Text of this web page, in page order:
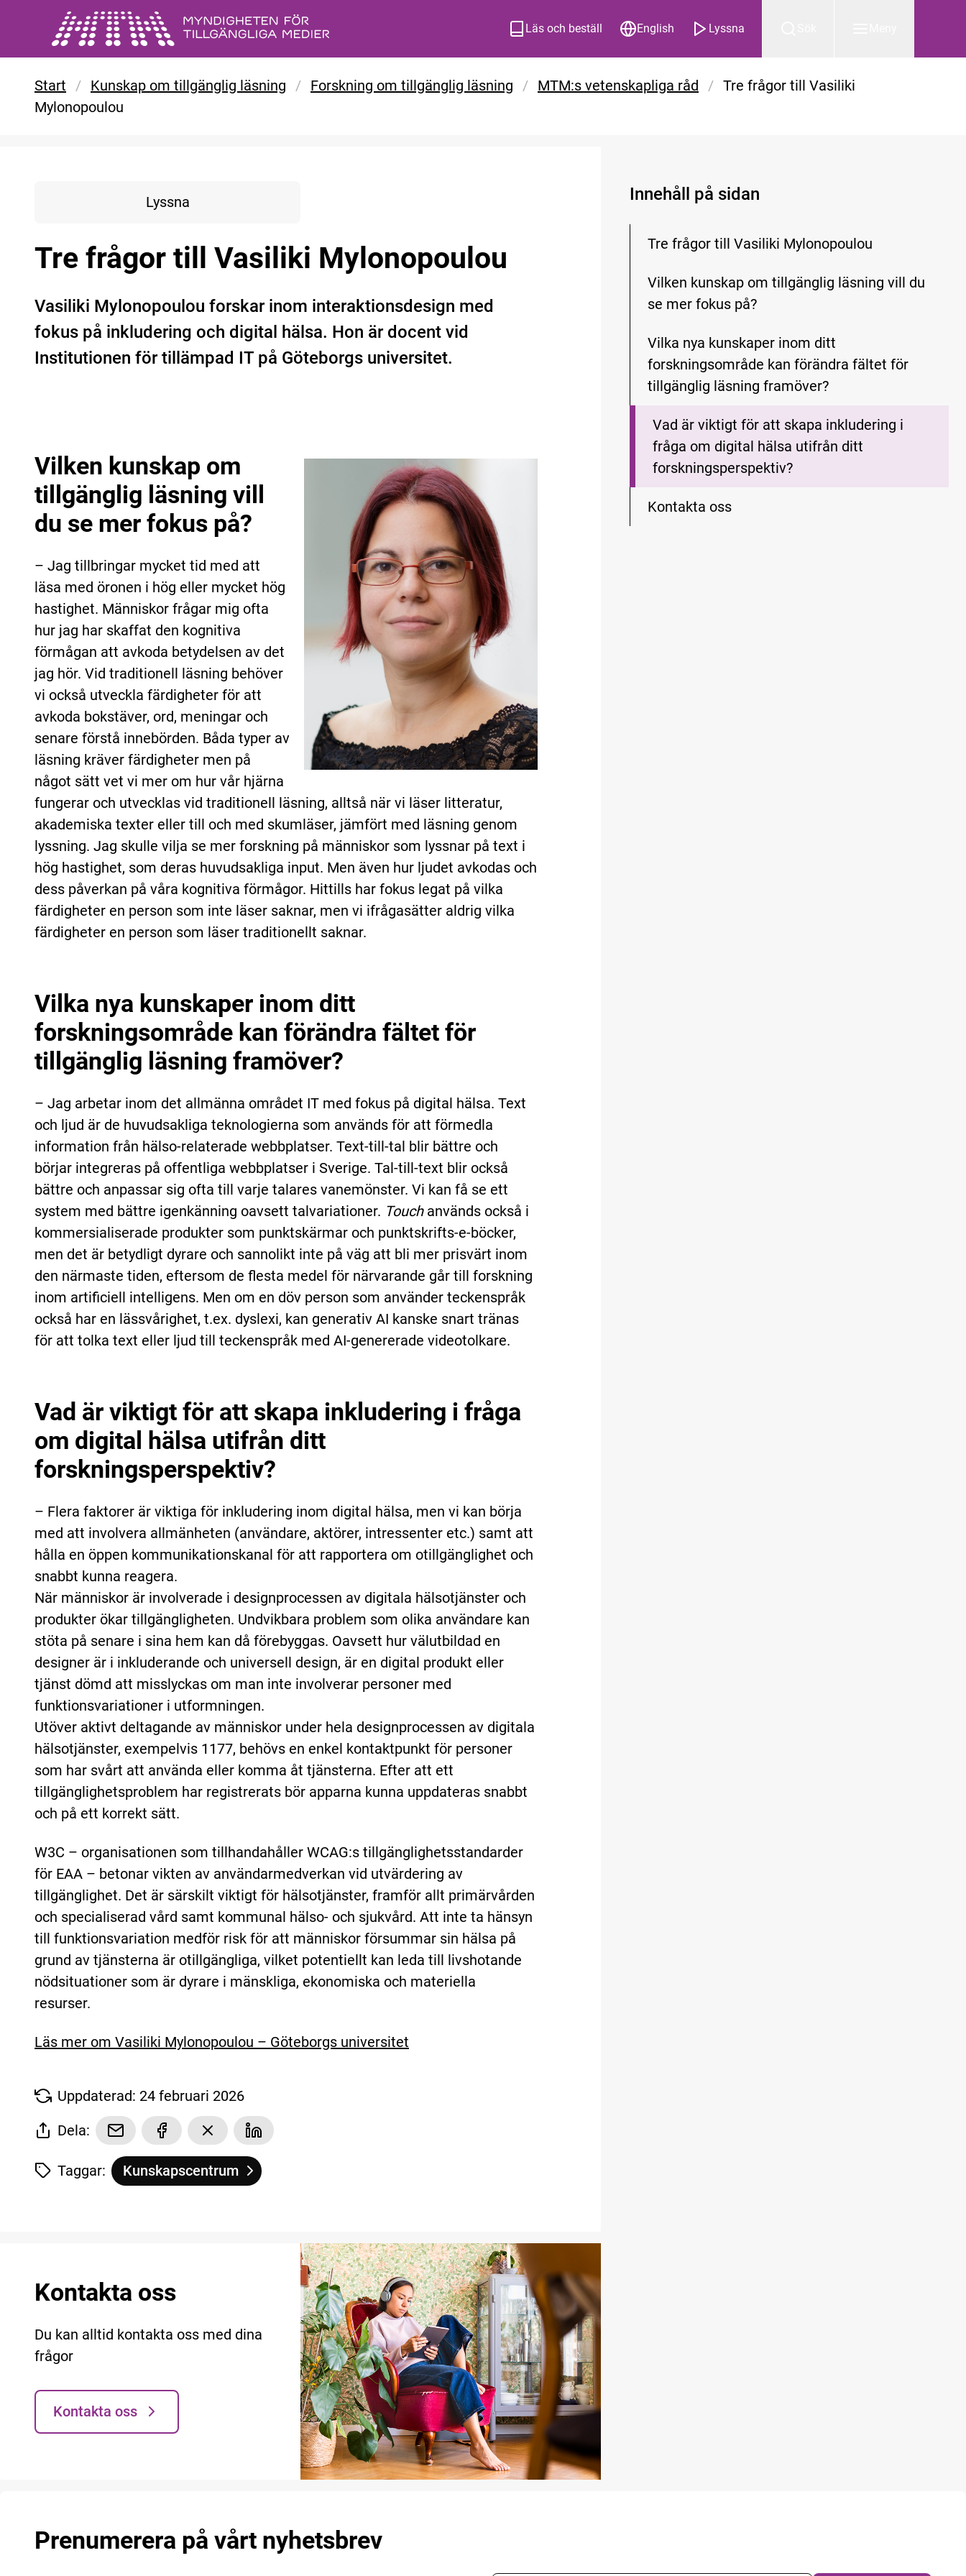
Gå till huvudinnehåll
Läs och beställ English Lyssna
Start / Kunskap om tillgänglig läsning / Forskning om tillgänglig läsning / MTM:s vetenskapliga råd / Tre frågor till Vasiliki
Mylonopoulou
Lyssna
Tre frågor till Vasiliki Mylonopoulou
Vasiliki Mylonopoulou forskar inom interaktionsdesign med
fokus på inkludering och digital hälsa. Hon är docent vid
Institutionen för tillämpad IT på Göteborgs universitet.
Vilken kunskap om
tillgänglig läsning vill
du se mer fokus på?
– Jag tillbringar mycket tid med att
läsa med öronen i hög eller mycket hög
hastighet. Människor frågar mig ofta
hur jag har skaffat den kognitiva
förmågan att avkoda betydelsen av det
jag hör. Vid traditionell läsning behöver
vi också utveckla färdigheter för att
avkoda bokstäver, ord, meningar och
senare förstå innebörden. Båda typer av
läsning kräver färdigheter men på
något sätt vet vi mer om hur vår hjärna
fungerar och utvecklas vid traditionell läsning, alltså när vi läser litteratur,
akademiska texter eller till och med skumläser, jämfört med läsning genom
lyssning. Jag skulle vilja se mer forskning på människor som lyssnar på text i
hög hastighet, som deras huvudsakliga input. Men även hur ljudet avkodas och
dess påverkan på våra kognitiva förmågor. Hittills har fokus legat på vilka
färdigheter en person som inte läser saknar, men vi ifrågasätter aldrig vilka
färdigheter en person som läser traditionellt saknar.
Vilka nya kunskaper inom ditt
forskningsområde kan förändra fältet för
tillgänglig läsning framöver?
– Jag arbetar inom det allmänna området IT med fokus på digital hälsa. Text
och ljud är de huvudsakliga teknologierna som används för att förmedla
information från hälso-relaterade webbplatser. Text-till-tal blir bättre och
börjar integreras på offentliga webbplatser i Sverige. Tal-till-text blir också
bättre och anpassar sig ofta till varje talares vanemönster. Vi kan få se ett
system med bättre igenkänning oavsett talvariationer. Touchanvänds också i
kommersialiserade produkter som punktskärmar och punktskrifts-e-böcker,
men det är betydligt dyrare och sannolikt inte på väg att bli mer prisvärt inom
den närmaste tiden, eftersom de flesta medel för närvarande går till forskning
inom artificiell intelligens. Men om en döv person som använder teckenspråk
också har en lässvårighet, t.ex. dyslexi, kan generativ AI kanske snart tränas
för att tolka text eller ljud till teckenspråk med AI-genererade videotolkare.
Vad är viktigt för att skapa inkludering i fråga
om digital hälsa utifrån ditt
forskningsperspektiv?
– Flera faktorer är viktiga för inkludering inom digital hälsa, men vi kan börja
med att involvera allmänheten (användare, aktörer, intressenter etc.) samt att
hålla en öppen kommunikationskanal för att rapportera om otillgänglighet och
snabbt kunna reagera.
När människor är involverade i designprocessen av digitala hälsotjänster och
produkter ökar tillgängligheten. Undvikbara problem som olika användare kan
stöta på senare i sina hem kan då förebyggas. Oavsett hur välutbildad en
designer är i inkluderande och universell design, är en digital produkt eller
tjänst dömd att misslyckas om man inte involverar personer med
funktionsvariationer i utformningen.
Utöver aktivt deltagande av människor under hela designprocessen av digitala
hälsotjänster, exempelvis 1177, behövs en enkel kontaktpunkt för personer
som har svårt att använda eller komma åt tjänsterna. Efter att ett
tillgänglighetsproblem har registrerats bör apparna kunna uppdateras snabbt
och på ett korrekt sätt.
W3C – organisationen som tillhandahåller WCAG:s tillgänglighetsstandarder
för EAA – betonar vikten av användarmedverkan vid utvärdering av
tillgänglighet. Det är särskilt viktigt för hälsotjänster, framför allt primärvården
och specialiserad vård samt kommunal hälso- och sjukvård. Att inte ta hänsyn
till funktionsvariation medför risk för att människor försummar sin hälsa på
grund av tjänsterna är otillgängliga, vilket potentiellt kan leda till livshotande
nödsituationer som är dyrare i mänskliga, ekonomiska och materiella
resurser.
Läs mer om Vasiliki Mylonopoulou – Göteborgs universitet
Uppdaterad: 24 februari 2026
Dela:
Taggar: Tagg
Kunskapscentrum
tillhör
Tre frågor till Vasiliki Mylonopoulou
Kontakta oss
Du kan alltid kontakta oss med dina
frågor
Kontakta oss
Innehåll på sidan
Tre frågor till Vasiliki Mylonopoulou
Vilken kunskap om tillgänglig läsning vill du
se mer fokus på?
Vilka nya kunskaper inom ditt
forskningsområde kan förändra fältet för
tillgänglig läsning framöver?
Vad är viktigt för att skapa inkludering i
fråga om digital hälsa utifrån ditt
forskningsperspektiv?
Kontakta oss
Prenumerera på vårt nyhetsbrev